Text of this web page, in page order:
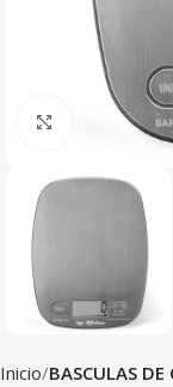
Haga Click
Inicio BASCULAS DE